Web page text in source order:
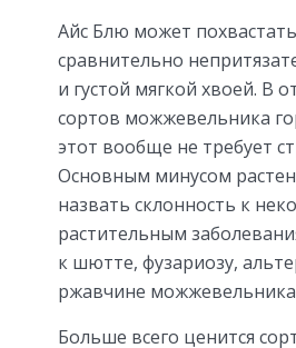
Айс Блю может
сравнительно
и густой мягкой хвоей. В
сортов можжевельника
этот вообще не требует
Основным минусом
назвать склонность к
растительным
к шютте, фузариозу,
ржавчине
Больше всего ценится